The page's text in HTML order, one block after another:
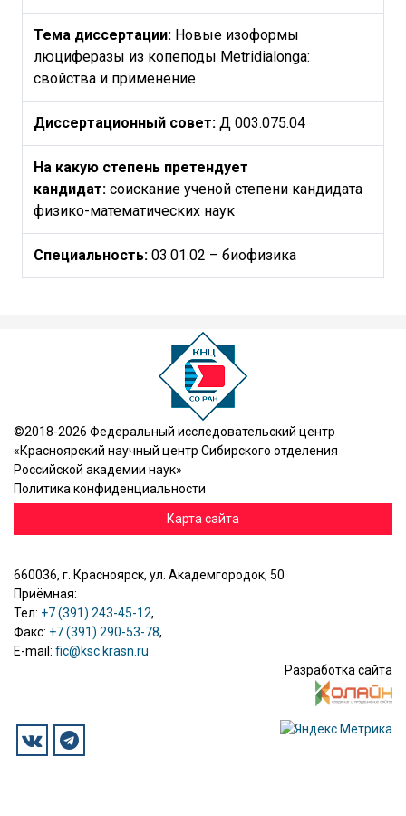
Тема диссертации: Новые изоформы
люциферазы из копеподы Metridialonga:
свойства и применение
Диссертационный совет: Д 003.075.04
На какую степень претендует
кандидат: соискание ученой степени кандидата
физико-математических наук
Специальность: 03.01.02 – биофизика
©2018-2026 Федеральный исследовательский центр
«Красноярский научный центр Сибирского отделения
Российской академии наук»
Политика конфиденциальности
Карта сайта
660036, г. Красноярск, ул. Академгородок, 50
Приёмная:
Тел: +7 (391) 243-45-12,
Факс: +7 (391) 290-53-78,
E-mail: fic@ksc.krasn.ru
Разработка сайта